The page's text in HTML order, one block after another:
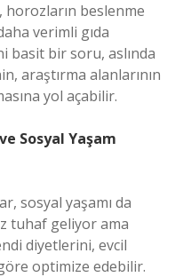
horozların beslenme
verimli gıda
basit bir soru, aslında
araştırma alanlarının
yol açabilir.
Sosyal Yaşam
sosyal yaşamı da
tuhaf geliyor ama
diyetlerini, evcil
optimize edebilir.